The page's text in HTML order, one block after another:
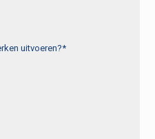
uitvoeren?*